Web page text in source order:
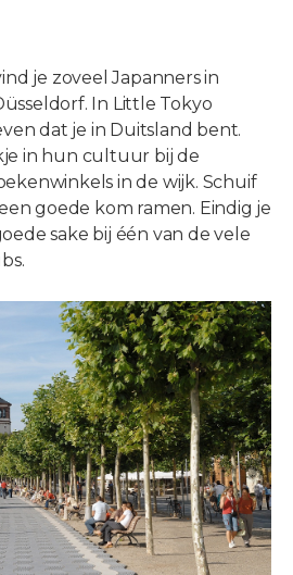
je zoveel Japanners in
In Little Tokyo
dat je in Duitsland bent.
in hun cultuur bij de
in de wijk. Schuif
goede kom ramen. Eindig je
sake bij één van de vele